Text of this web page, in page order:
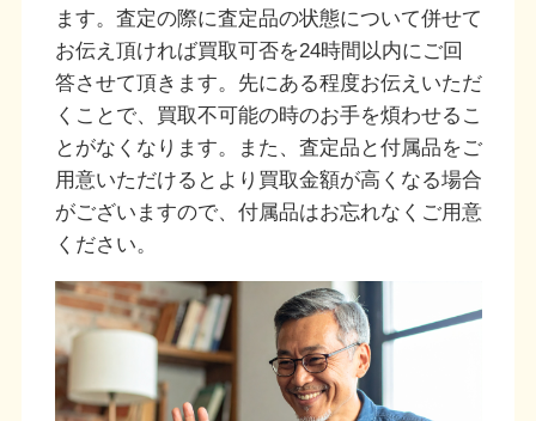
ます。査定の際に査定品の状態について併せて
お伝え頂ければ買取可否を24時間以内にご回
答させて頂きます。先にある程度お伝えいただ
くことで、買取不可能の時のお手を煩わせるこ
とがなくなります。また、査定品と付属品をご
用意いただけるとより買取金額が高くなる場合
がございますので、付属品はお忘れなくご用意
ください。